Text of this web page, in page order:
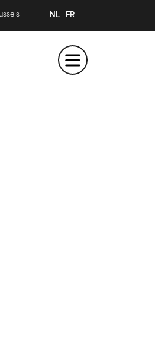
NL FR